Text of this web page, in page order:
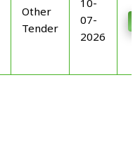
Other
Tender
10-
07-
2026